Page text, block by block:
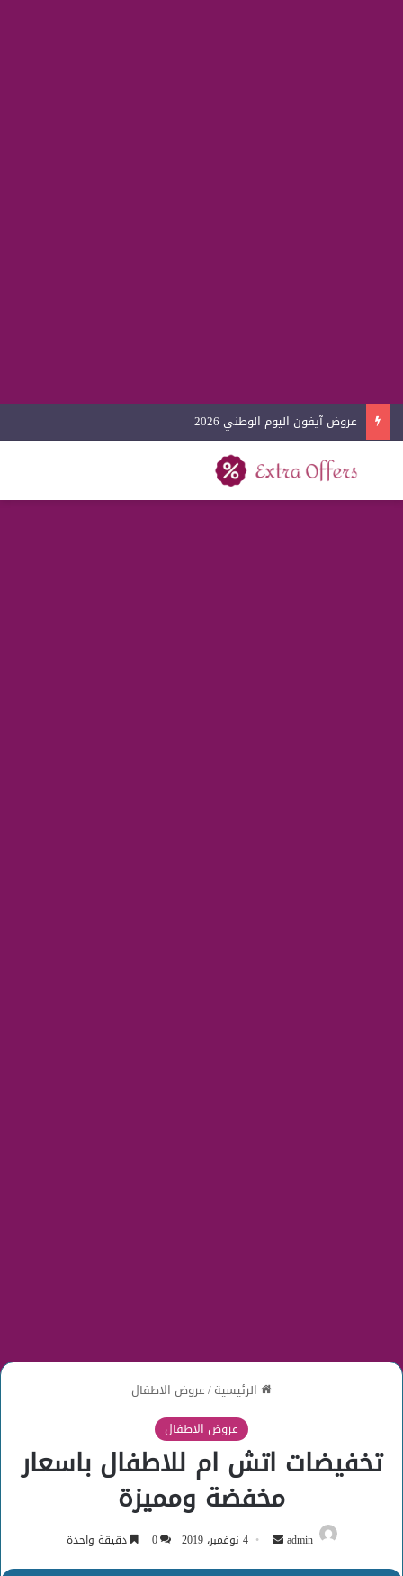
عروض كفرات السيارات اليوم الوطني 2026
بحث عن
الرئيسية/عروض الاطفال
عروض الاطفال
تخفيضات اتش ام للاطفال باسعار
مخفضة ومميزة
admin
أرسل 4 نوفمبر، 2019 0 دقيقة واحدة